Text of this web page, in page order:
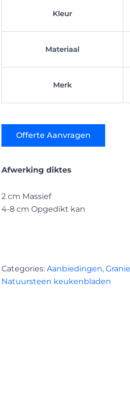
Kleur
Materiaal
Merk
Offerte Aanvragen
Afwerking diktes
2 cm Massief
4-8 cm Opgedikt kan
Categories: Aanbiedingen,
Natuursteen keukenbladen